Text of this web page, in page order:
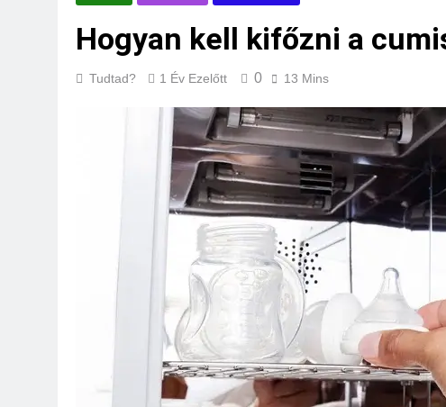
Hogyan kell kifőzni a
Tudtad? 1 Év Ezelőtt 0 13 Mins